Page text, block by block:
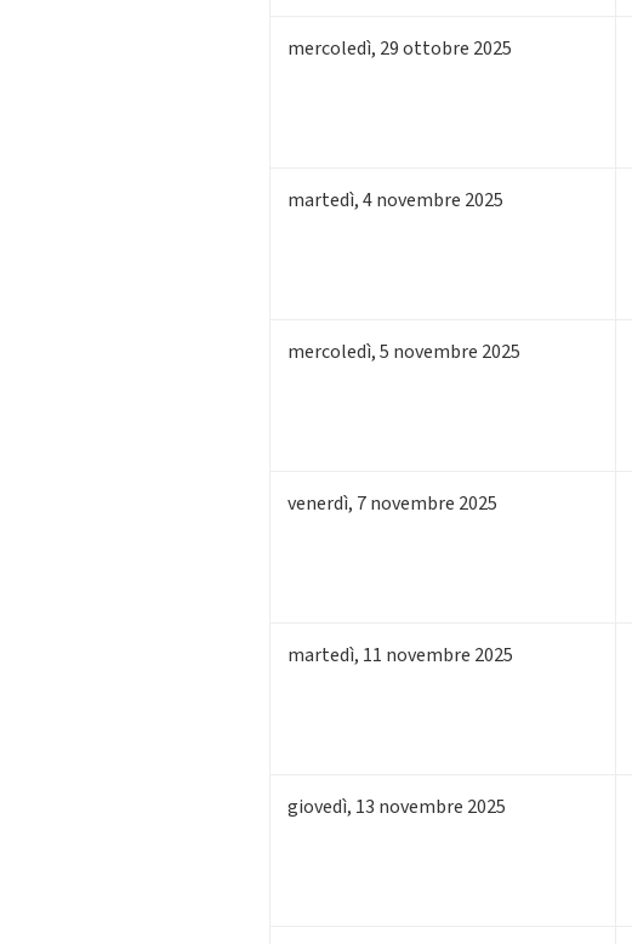
mercoledì, 29ottobre 2025
martedì,4novembre 2025
mercoledì,5 novembre 2025
venerdì, 7novembre 2025
martedì, 11 novembre 2025
giovedì, 13 novembre 2025